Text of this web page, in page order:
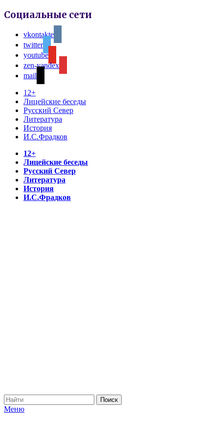
Социальные сети
vkontakte
twitter
youtube
zen-yandex
mail
12+
Лицейские беседы
Русский Север
Литература
История
И.С.Фрадков
12+
Лицейские беседы
Русский Север
Литература
История
И.С.Фрадков
Меню